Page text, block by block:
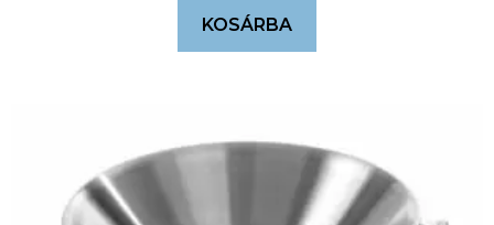
KOSÁRBA